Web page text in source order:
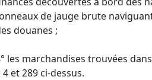
de jauge brute
douanes ;
les marchandises trouvées
4 et 289 ci-dessus.